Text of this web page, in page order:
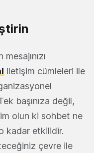
iletişim cümleleri ile
başınıza değil,
olun ki sohbet ne
kadar etkilidir.
çevre ile